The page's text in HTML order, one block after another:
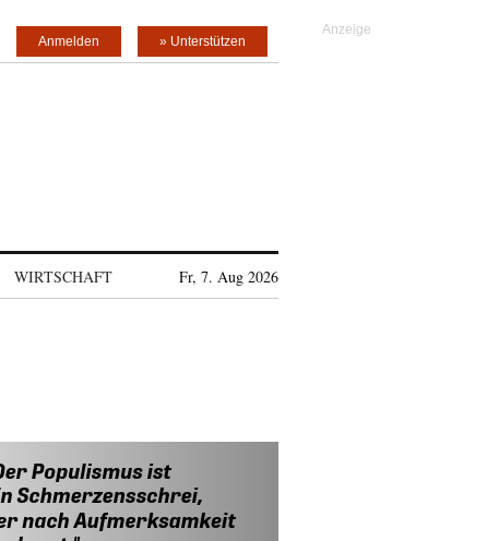
» Unterstützen
Anmelden
WIRTSCHAFT Fr, 7. Aug 2026